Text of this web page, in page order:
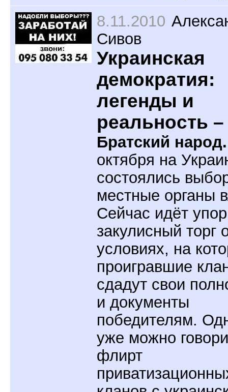
8.11.2010
Сивов
Украинская
демократия:
легенды и
реальность –
Братский народ.
октября на
состоялись
местные органы
Сейчас идёт
закулисный торг
условиях, на
проигравшие
сдадут свои
и документы
победителям.
уже можно
флирт